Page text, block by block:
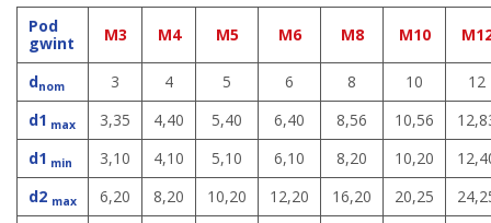
Pod
gwint
M3 M4 M5 M6 M8 M10
dnom 3 4 5 6 8 10
12
d1 max 3,35 4,40 5,40 6,40 8,56 10,56
d1 min 3,10 4,10 5,10 6,10 8,20 10,20
d2 max 6,20 8,20 10,20 12,20 16,20 20,25